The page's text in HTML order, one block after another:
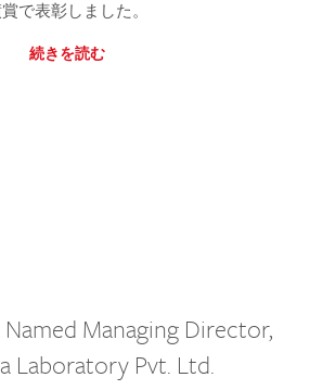
で表彰しました。
続きを読む
Managing Director,
Laboratory Pvt. Ltd.